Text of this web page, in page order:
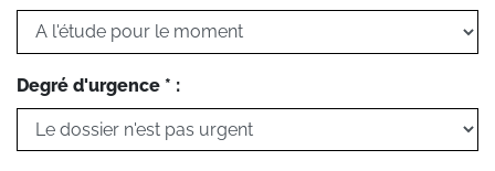
Degré d'urgence * :